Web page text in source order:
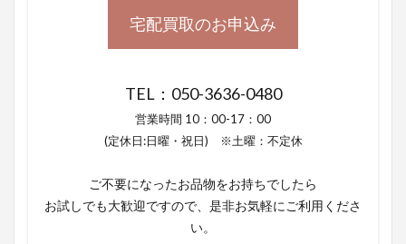
宅配買取のお申込み
TEL：050-3636-0480
営業時間 10：00-17：00
(定休日:日曜・祝日) ※土曜：不定休
ご不要になったお品物をお持ちでしたら
お試しでも大歓迎ですので、是非お気軽にご利用くださ
い。